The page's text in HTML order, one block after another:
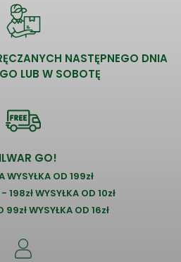
NASTĘPNEGO DNIA
LUB W SOBOTĘ
GO!
WYSYŁKA OD 199zł
198zł WYSYŁKA OD 10zł
99zł WYSYŁKA OD 16zł